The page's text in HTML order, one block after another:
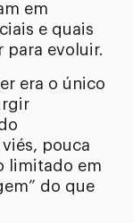
em
e quais
para evoluir.
era o único
pouca
limitado em
do que